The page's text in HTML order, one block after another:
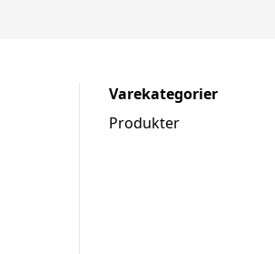
Varekategorier
Produkter